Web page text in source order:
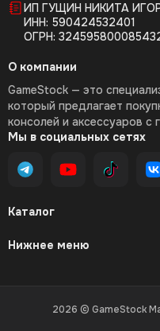
ИП ГУЩИН НИКИТА
ИНН: 590424532401
ОГРН:
Каталог
Нижнее меню
О компании
GameStock — это
который предлагает
консолей и аксессуаров с
Мы в социальных сетях
2026 © GameStock